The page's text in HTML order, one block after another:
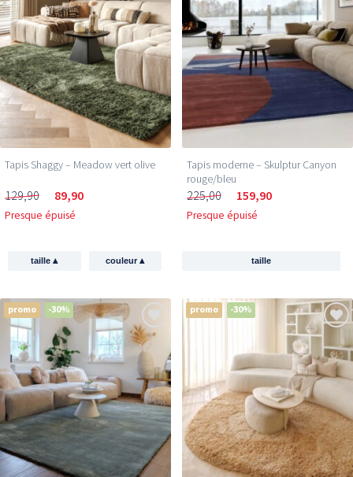
Tapis Shaggy – Meadow vert olive
129,90 89,90
Presque épuisé
taille▴ couleur▴
Tapis moderne – Skulptur Canyon
rouge/bleu
225,00 159,90
Presque épuisé
taille
promo -30% promo -30%